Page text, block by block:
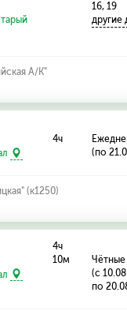
16, 19
А/К"
4ч
(по
(к1250)
4ч
10м
Чётные
(с
по